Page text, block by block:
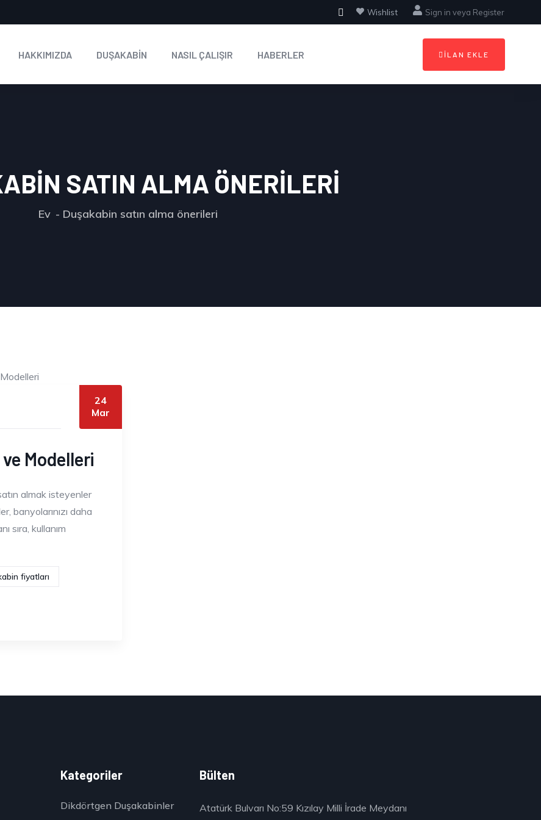
Wishlist Sign in veya Register
HAKKIMIZDA DUŞAKABİN NASIL ÇALIŞIR HABERLER İLAN EKLE
SATIN ALMA ÖNERILERI
Ev Duşakabin satın alma önerileri
24
Mar
Modelleri
almak isteyenler
banyolarınızı daha
sıra, kullanım
fiyatları
Kategoriler
Dikdörtgen Duşakabinler
Bülten
Atatürk Bulvarı No:59 Kızılay Milli İrade Meydanı